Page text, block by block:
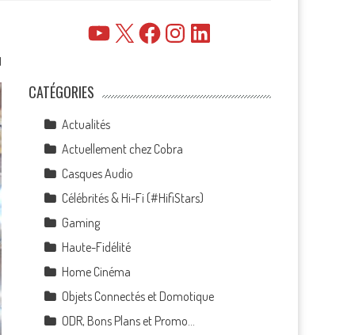
1
YouTube
X FacebookInstagramLinkedIn
CATÉGORIES
Actualités
Actuellement chez Cobra
Casques Audio
Célébrités & Hi-Fi (#HifiStars)
Gaming
Haute-Fidélité
Home Cinéma
Objets Connectés et Domotique
ODR, Bons Plans et Promo…